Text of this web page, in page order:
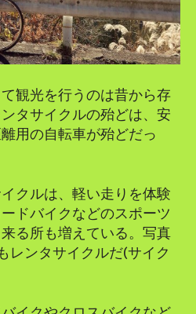
観光を行うのは昔から存
タサイクルの殆どは、安
用の自転車が殆どだっ
クルは、軽い走りを体験
ドバイクなどのスポーツ
る所も増えている。写真
レンタサイクルだ(サイク